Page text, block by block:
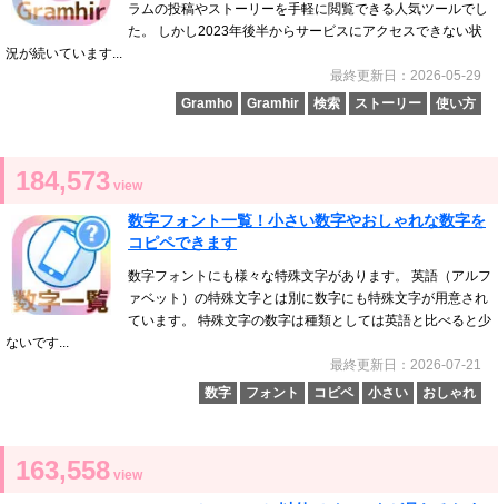
ラムの投稿やストーリーを手軽に閲覧できる人気ツールでし
た。 しかし2023年後半からサービスにアクセスできない状
況が続いています...
最終更新日：2026-05-29
Gramho
Gramhir 検索 ストーリー 使い方
184,573 view
数字フォント一覧！小さい数字やおしゃれな数字を
コピペできます
数字フォントにも様々な特殊文字があります。 英語（アルフ
ァベット）の特殊文字とは別に数字にも特殊文字が用意され
ています。 特殊文字の数字は種類としては英語と比べると少
ないです...
最終更新日：2026-07-21
数字
フォント コピペ 小さい おしゃれ
163,558 view